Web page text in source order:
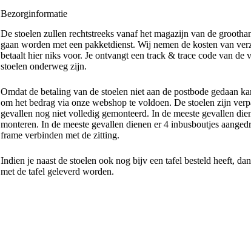
Bezorginformatie
De stoelen zullen rechtstreeks vanaf het magazijn van de
gaan worden met een pakketdienst. Wij nemen de kosten van
betaalt hier niks voor. Je ontvangt een track & trace code van de
stoelen onderweg zijn.
Omdat de betaling van de stoelen niet aan de postbode gedaan
om het bedrag via onze webshop te voldoen. De stoelen zijn
gevallen nog niet volledig gemonteerd. In de meeste gevallen
monteren. In de meeste gevallen dienen er 4 inbusboutjes
frame verbinden met de zitting.
Indien je naast de stoelen ook nog bijv een tafel besteld heeft,
met de tafel geleverd worden.